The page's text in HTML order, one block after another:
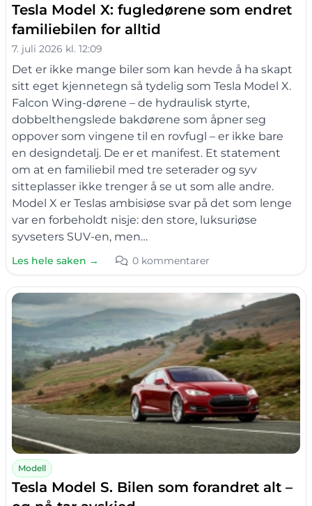
Tesla Model X: fugledørene som endret
familiebilen for alltid
7. juli 2026 kl. 12:09
Det er ikke mange biler som kan hevde å ha skapt
sitt eget kjennetegn så tydelig som Tesla Model X.
Falcon Wing-dørene – de hydraulisk styrte,
dobbelthengslede bakdørene som åpner seg
oppover som vingene til en rovfugl – er ikke bare
en designdetalj. De er et manifest. Et statement
om at en familiebil med tre seterader og syv
sitteplasser ikke trenger å se ut som alle andre.
Model X er Teslas ambisiøse svar på det som lenge
var en forbeholdt nisje: den store, luksuriøse
syvseters SUV-en, men…
Les hele saken → 0 kommentarer
Modell
Tesla Model S. Bilen som forandret alt –